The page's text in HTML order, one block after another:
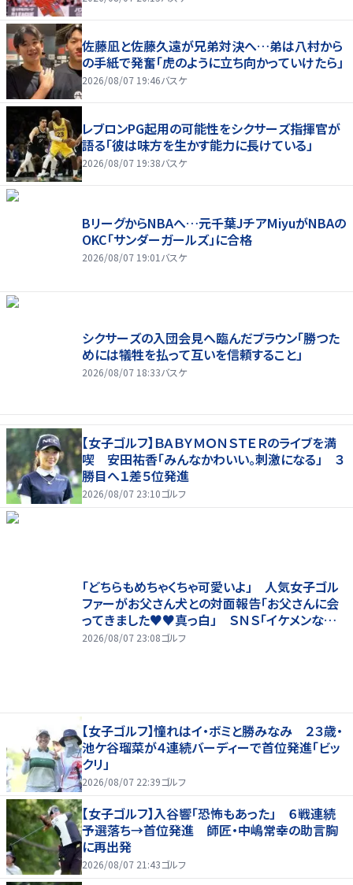
佐藤凪と佐藤久遠が兄弟対決へ…弟は八村から
の手紙で発奮「虎のように立ち向かっていけたら」
2026/08/07 19:46バスケ
レブロンPG起用の可能性をシクサーズ指揮官が
語る「彼は味方を生かす能力に長けている」
2026/08/07 19:38バスケ
BリーグからNBAへ…元千葉JチアMiyuがNBAの
OKC「サンダーガールズ」に合格
2026/08/07 19:01 バスケ
シクサーズの入団会見へ臨んだブラウン「勝つた
めには犠牲を払って互いを信頼すること」
2026/08/07 18:33バスケ
【女子ゴルフ】ＢＡＢＹＭＯＮＳＴＥＲのライブを満
喫 安田祐香「みんなかわいい。刺激になる」 ３
勝目へ１差５位発進
2026/08/07 23:10ゴルフ
「どちらもめちゃくちゃ可愛いよ」 人気女子ゴル
ファーがお父さん犬との対面報告「お父さんに会
ってきました♥♥真っ白」 ＳＮＳ「イケメンなお
父さん」「白戸家入りするんですか？」
2026/08/07 23:08ゴルフ
【女子ゴルフ】憧れはイ・ボミと勝みなみ ２３歳・
池ケ谷瑠菜が４連続バーディーで首位発進「ビッ
クリ」
2026/08/07 22:39ゴルフ
【女子ゴルフ】入谷響「恐怖もあった」 ６戦連続
予選落ち→首位発進 師匠・中嶋常幸の助言胸
に再出発
2026/08/07 21:43ゴルフ